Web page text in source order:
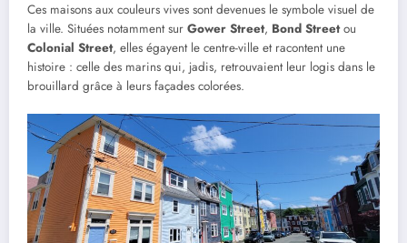
Ces maisons aux couleurs vives sont devenues le symbole visuel de
la ville. Situées notamment sur Gower Street, Bond Streetou
Colonial Street, elles égayent le centre-ville et racontent une
histoire : celle des marins qui, jadis, retrouvaient leur logis dans le
brouillard grâce à leurs façades colorées.